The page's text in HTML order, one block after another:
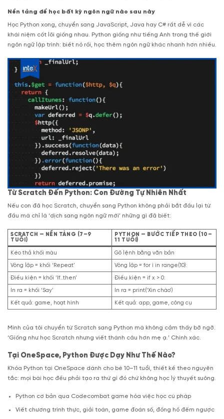
Nền tảng để học bất kỳ ngôn ngữ nào sau này
Học Python xong, chuyển sang JavaScript, Java hay C# rất dễ vì các
khái niệm cốt lõi giống nhau. Python giống như tiếng Anh trong thế giới
ngôn ngữ lập trình: biết nó rồi, học thêm ngôn ngữ khác nhanh hơn nhiều.
Từ Scratch Đến Python: Con Đường Tự Nhiên Nhất
Nếu con đã học Scratch, chuyển sang Python không phải bắt đầu lại từ
đầu mà chỉ là ‘dịch sang ngôn ngữ mới’ những gì đã biết:
SCRATCH — NỀN TẢNG (7–9
TUỔI)
PYTHON — BƯỚC TIẾP THEO (10–
11 TUỔI)
Kéo thả khối màu Gõ lệnh bằng văn bản
Vòng lặp = khối ‘Repeat’ Vòng lặp = for i in range(10):
Điều kiện = khối ‘If…then’ Điều kiện = if x > 0:
In ra = khối ‘Say’ In ra = print(‘Xin chào’)
Kết quả: game, hoạt hình Kết quả: app, game, công cụ
Minh của tôi chuyển từ Scratch sang Python mà không cảm thấy bỡ ngỡ.
‘Giống như học Scratch nhưng viết thành câu hơn mẹ ạ.’ Chính xác.
Tại OneSpace, Python Được Dạy Như Thế Nào?
Khóa Python tại OneSpace dành cho bé 10–11 tuổi, thiết kế theo nguyên
tắc: mọi bài học đều phải tạo ra thứ gì đó chứ không học lý thuyết suông.
Python cơ bản qua Codecombat game hóa việc học cú pháp
Viết chương trình thực, giải toán, game đoán số, đồng hồ đếm ngược